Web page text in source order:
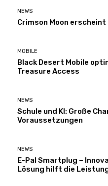
NEWS
Crimson Moon
MOBILE
Black Desert Mobile
Treasure Access
NEWS
Schule und KI: Große
Voraussetzungen
NEWS
E-Pal Smartplug –
Lösung hilft die